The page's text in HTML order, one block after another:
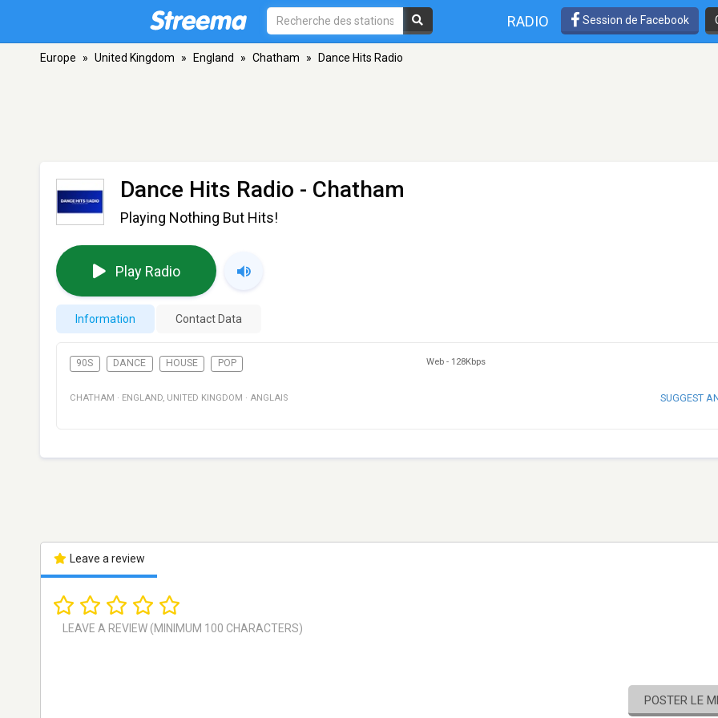
RADIO Session de Facebook
Europe » United Kingdom » England » Chatham » Dance Hits Radio
Dance Hits Radio - Chatham
Playing Nothing But Hits!
Play Radio
Information Contact Data
90S DANCE HOUSE POP Web - 128Kbps
CHATHAM · ENGLAND, UNITED KINGDOM · ANGLAIS SUGGEST
Leave a review
POSTER LE